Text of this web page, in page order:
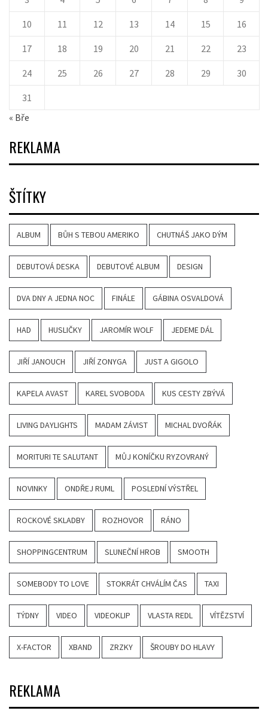
10 11 12 13 14 15 16
17 18 19 20 21 22 23
24 25 26 27 28 29 30
31
« Bře
REKLAMA
ŠTÍTKY
ALBUM BŮH S TEBOU AMERIKO CHUTNÁŠ JAKO DÝM
DEBUTOVÁ DESKA DEBUTOVÉ ALBUM DESIGN
DVA DNY A JEDNA NOC FINÁLE GÁBINA OSVALDOVÁ
HAD HUSLIČKY JAROMÍR WOLF JEDEME DÁL
JIŘÍ JANOUCH JIŘÍ ZONYGA JUST A GIGOLO
KAPELA AVAST KAREL SVOBODA KUS CESTY ZBÝVÁ
LIVING DAYLIGHTS MADAM ZÁVIST MICHAL DVOŘÁK
MORITURI TE SALUTANT MŮJ KONÍČKU RYZOVRANÝ
NOVINKY ONDŘEJ RUML POSLEDNÍ VÝSTŘEL
ROCKOVÉ SKLADBY ROZHOVOR RÁNO
SHOPPINGCENTRUM SLUNEČNÍ HROB SMOOTH
SOMEBODY TO LOVE STOKRÁT CHVÁLÍM ČAS TAXI
TÝDNY VIDEO VIDEOKLIP VLASTA REDL VÍTĚZSTVÍ
X-FACTOR XBAND ZRZKY ŠROUBY DO HLAVY
REKLAMA